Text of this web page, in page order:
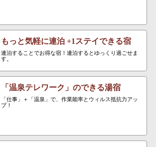
もっと気軽に連泊 +1ステイできる宿
連泊することでお得な宿！連泊するとゆっくり過ごせま
す。
「温泉テレワーク」のできる湯宿
「仕事」＋「温泉」で、作業能率とウィルス抵抗力アッ
プ！